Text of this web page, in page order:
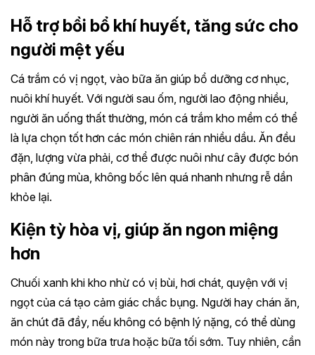
Hỗ trợ bồi bổ khí huyết, tăng sức cho
người mệt yếu
Cá trắm có vị ngọt, vào bữa ăn giúp bổ dưỡng cơ nhục,
nuôi khí huyết. Với người sau ốm, người lao động nhiều,
người ăn uống thất thường, món cá trắm kho mềm có thể
là lựa chọn tốt hơn các món chiên rán nhiều dầu. Ăn đều
đặn, lượng vừa phải, cơ thể được nuôi như cây được bón
phân đúng mùa, không bốc lên quá nhanh nhưng rễ dần
khỏe lại.
Kiện tỳ hòa vị, giúp ăn ngon miệng
hơn
Chuối xanh khi kho nhừ có vị bùi, hơi chát, quyện với vị
ngọt của cá tạo cảm giác chắc bụng. Người hay chán ăn,
ăn chút đã đầy, nếu không có bệnh lý nặng, có thể dùng
món này trong bữa trưa hoặc bữa tối sớm. Tuy nhiên, cần